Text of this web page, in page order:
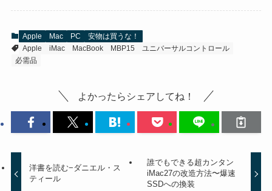
Apple Mac PC
安物は買うな！
Apple
iMac MacBook MBP15
ユニバーサルコントロール
必需品
よかったらシェアしてね！
洋書を読む−ダニエル・ス
ティール
誰でもできる超カンタン
iMac27の改造方法〜爆速
SSDへの換装